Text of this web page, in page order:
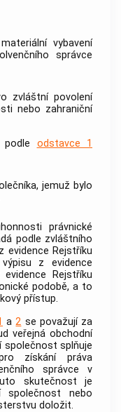
vybavení
správce
zvláštní povolení
nebo zahraniční
podle odstavce 1
jemuž bylo
právnické
podle zvláštního
evidence Rejstříku
z evidence
Rejstříku
podobě, a to
přístup.
a2 se považují za
veřejná obchodní
společnost splňuje
získání práva
správce v
skutečnost je
společnost nebo
doložit.